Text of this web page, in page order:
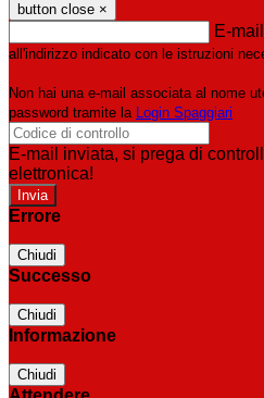
button close ×
E-mail
all'indirizzo indicato con le istruzioni
Non hai una e-mail associata al nome
password tramite la Login Spaggiari
E-mail inviata, si prega di
elettronica!
Errore
Chiudi
Successo
Chiudi
Informazione
Chiudi